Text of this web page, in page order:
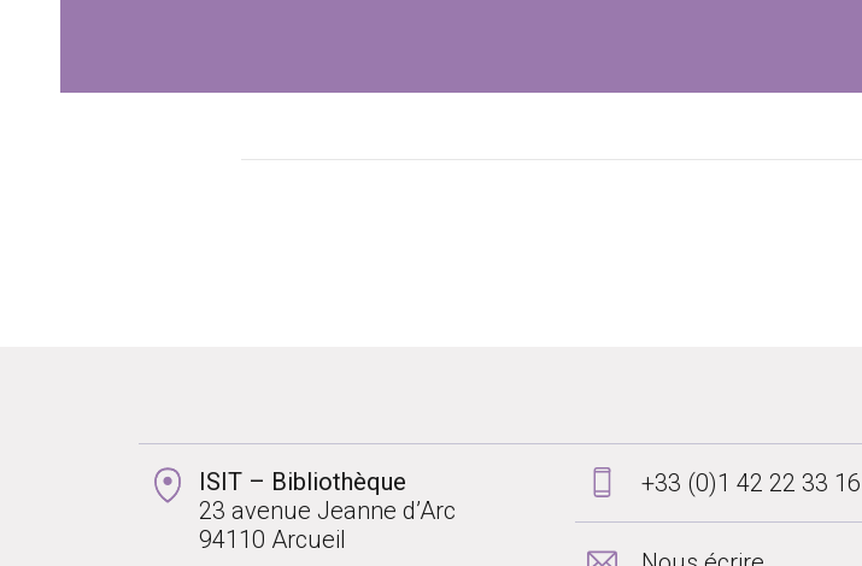
ISIT – Bibliothèque
23 avenue Jeanne d’Arc
94110 Arcueil
+33 (0)1 42 22 33 16